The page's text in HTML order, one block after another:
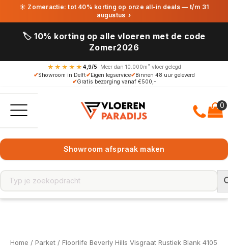
☀ Zomeractie: tot 40% korting op onze all-in deals — t/m 31
augustus ›
🏷️ 10% korting op alle vloeren met de code
Zomer2026
★★★★★ 4,9/5· Meer dan 10.000m² vloer gelegd
✔Showroom in Delft✔Eigen legservice✔Binnen 48 uur geleverd
✔Gratis bezorging vanaf €500,-
Showroom afspraak maken
Home / Parket / Floorlife Beverly Hills Visgraat Rustiek Blank 4105